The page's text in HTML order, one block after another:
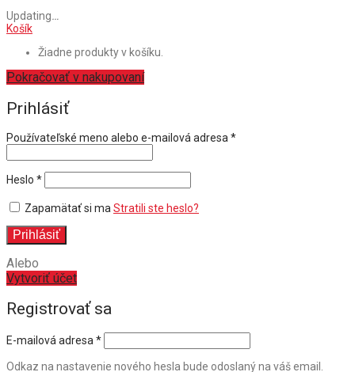
Updating…
Košík
Žiadne produkty v košíku.
Pokračovať v nakupovaní
Prihlásiť
Používateľské meno alebo e-mailová adresa *Povinné
Heslo *Povinné
Zapamätať si ma Stratili ste heslo?
Prihlásiť
Alebo
Vytvoriť účet
Registrovať sa
E-mailová adresa *
Odkaz na nastavenie nového hesla bude odoslaný na váš email.